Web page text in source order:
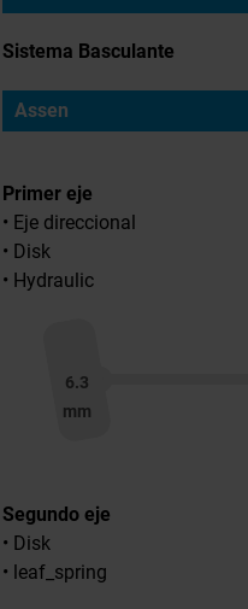
Sistema Basculante
Assen
Primer eje
• Eje direccional
• Disk
• Hydraulic
6.3
mm
Segundo eje
• Disk
• leaf_spring